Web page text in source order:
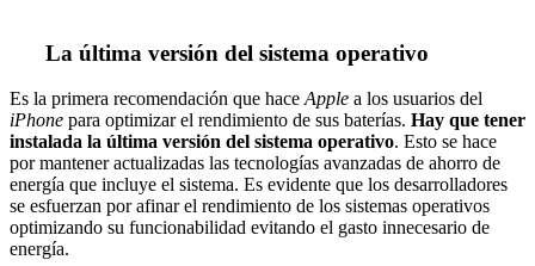
La última versión del sistema operativo
Es la primera recomendación que haceApple a los usuarios del
iPhone para optimizar el rendimiento de sus baterías. Hay que tener
instalada la última versión del sistema operativo. Esto se hace
por mantener actualizadas las tecnologías avanzadas de ahorro de
energía que incluye el sistema. Es evidente que los desarrolladores
se esfuerzan por afinar el rendimiento de los sistemas operativos
optimizando su funcionabilidad evitando el gasto innecesario de
energía.